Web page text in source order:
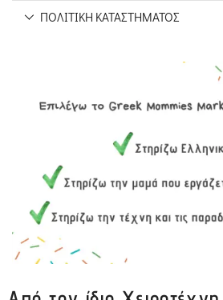
ΠΟΛΙΤΙΚΉ ΚΑΤΑΣΤΉΜΑΤΟΣ